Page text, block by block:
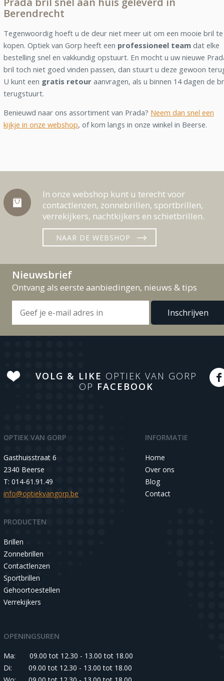
Berendrecht
Tegenwoordig hoeft u de deur niet meer uit om een mooie bril te
kopen. Optiek van Gorp heeft een professioneel team dat elke
bestelling snel en vakkundig opstuurt. En mocht u uw nieuwe
bril toch niet goed vinden passen, dan stuurt u deze gewoon
U kunt een gratis retour aanvragen, als u binnen 14 dagen de
terugstuurt.
Benieuwd naar ons assortiment van Prada? Neem dan snel een
kijkje in onze webshop, of kom langs in onze winkel in Beerse.
In onze webshop kunt u terecht voor
contactlenzen, zonnebrillen, sportbrillen,
verrekijkers, nachtkijkers en schietbrillen.
NAAR DE WEBSHOP
Nieuwsbrief
Ontvang als eerste aanbiedingen, nieuws & tips
VOLG & LIKE OPTIEK VAN GORP
OP FACEBOOK
OPTIEK VAN GORP
Gasthuisstraat 6
2340 Beerse
T: 014-61.91.49
info@optiekvangorp.be
INFORMATIE
Home
Over ons
Blog
Contact
PRODUCTEN
Brillen
Zonnebrillen
Contactlenzen
Sportbrillen
Gehoortoestellen
Verrekijkers
OPENINGSUREN
Ma:
09.00 tot 12.30 - 13.00 tot 18.00
Di:
09.00 tot 12.30 - 13.00 tot 18.00